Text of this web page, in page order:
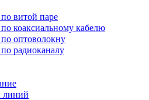
витой паре
коаксиальному кабелю
оптоволокну
радиоканалу
линий